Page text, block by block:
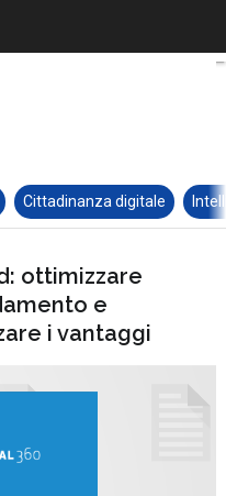
Cittadinanza digitale
ottimizzare
e
i vantaggi